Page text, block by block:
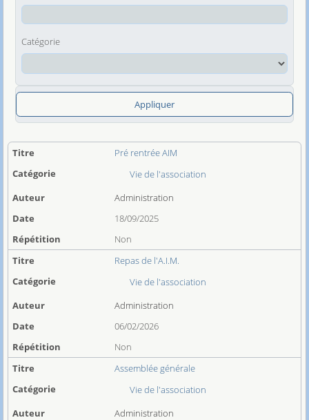
Catégorie
Appliquer
Pré rentrée AIM
Vie de l'association
Administration
18/09/2025
Non
Repas de l'A.I.M.
Vie de l'association
Administration
06/02/2026
Non
Assemblée générale
Vie de l'association
Administration